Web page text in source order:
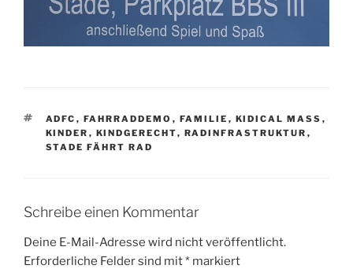
SCHLAGWÖRTER
ADFC , FAHRRADDEMO , FAMILIE , KIDICAL MASS ,
KINDER , KINDGERECHT, RADINFRASTRUKTUR ,
STADE FÄHRT RAD
Schreibe einen Kommentar
Deine E-Mail-Adresse wird nicht veröffentlicht.
Erforderliche Felder sind mit* markiert